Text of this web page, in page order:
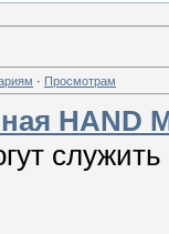
· Просмотрам
HAND
служить